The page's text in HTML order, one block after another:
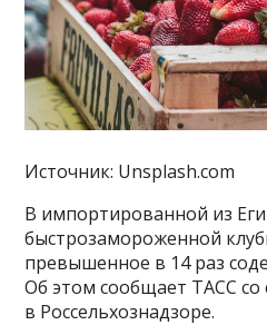
Источник: Unsplash.com
В импортированной из
быстрозамороженной
превышенное в 14 раз
Об этом сообщает ТАСС со
в Россельхознадзоре.